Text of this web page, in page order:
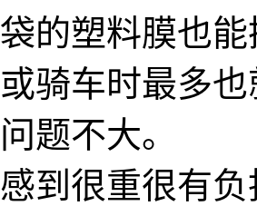
的塑料膜也
骑车时最多
题不大。
到很重很有负